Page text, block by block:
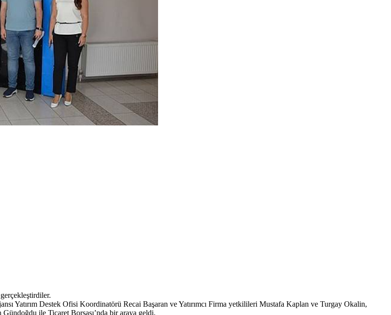
gerçekleştirdiler.
Yatırım Destek Ofisi Koordinatörü Recai Başaran ve Yatırımcı Firma yetkilileri Mustafa Kaplan ve Turgay Okalin,
ile Ticaret Borsası’nda bir araya geldi.